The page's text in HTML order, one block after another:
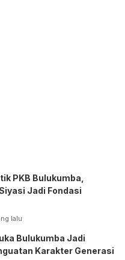
PKB Bulukumba,
Jadi Fondasi
lalu
Bulukumba Jadi
Karakter Generasi